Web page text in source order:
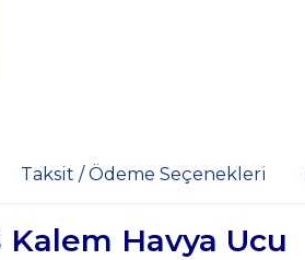
Taksit / Ödeme Seçenekleri
Kalem Havya Ucu